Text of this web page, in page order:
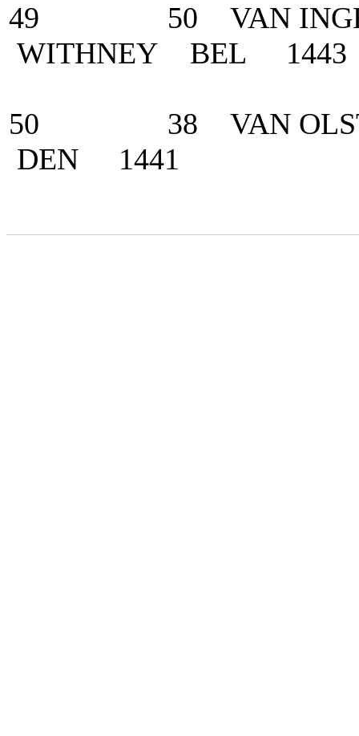
49 50 VAN
WITHNEY BEL 1443
50 38 VAN OLST,
DEN 1441